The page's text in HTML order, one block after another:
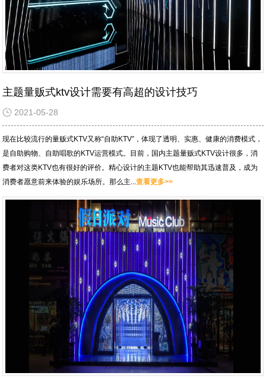
主题量贩式ktv设计需要有高超的设计技巧
2021-05-28
现在比较流行的量贩式KTV又称“自助KTV”，体现了透明、实惠、健康的消费模式，
是自助购物、自助唱歌的KTV运营模式。目前，国内主题量贩式KTV设计很多，消
费者对这类KTV也有很好的评价。精心设计的主题KTV也能帮助其迅速普及，成为
消费者愿意前来体验的娱乐场所。那么主...查看更多>>